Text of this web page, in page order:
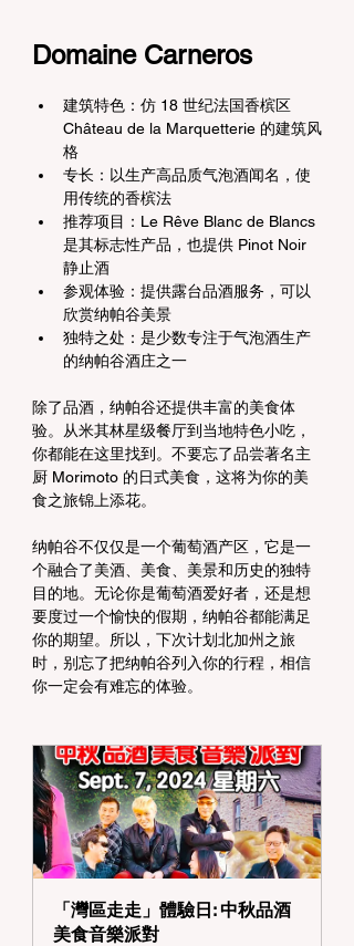
Domaine Carneros
建筑特色：仿 18 世纪法国香槟区
Château de la Marquetterie 的建筑风
格
专长：以生产高品质气泡酒闻名，使
用传统的香槟法
推荐项目：Le Rêve Blanc de Blancs
是其标志性产品，也提供 Pinot Noir
静止酒
参观体验：提供露台品酒服务，可以
欣赏纳帕谷美景
独特之处：是少数专注于气泡酒生产
的纳帕谷酒庄之一
除了品酒，纳帕谷还提供丰富的美食体
验。从米其林星级餐厅到当地特色小吃，
你都能在这里找到。不要忘了品尝著名主
厨 Morimoto 的日式美食，这将为你的美
食之旅锦上添花。
纳帕谷不仅仅是一个葡萄酒产区，它是一
个融合了美酒、美食、美景和历史的独特
目的地。无论你是葡萄酒爱好者，还是想
要度过一个愉快的假期，纳帕谷都能满足
你的期望。所以，下次计划北加州之旅
时，别忘了把纳帕谷列入你的行程，相信
你一定会有难忘的体验。
「灣區走走」體驗日: 中秋品酒
美食音樂派對